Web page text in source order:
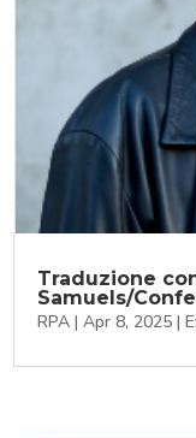
Traduzione
Samuels/
RPA |Apr 8, 2025 |